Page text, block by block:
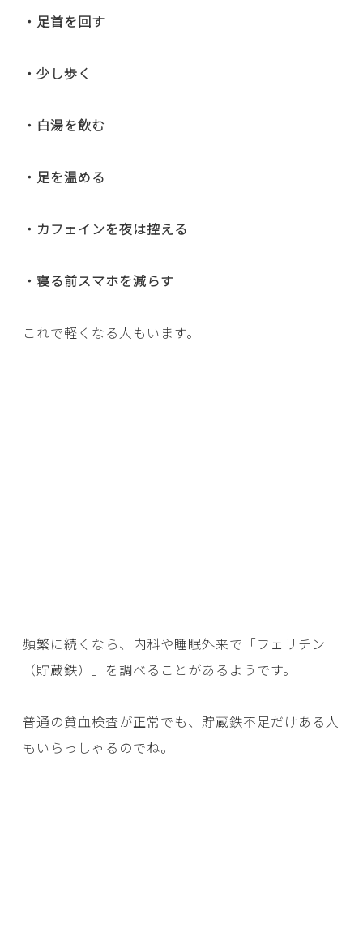
・足首を回す
・少し歩く
・白湯を飲む
・足を温める
・カフェインを夜は控える
・寝る前スマホを減らす
これで軽くなる人もいます。
頻繁に続くなら、内科や睡眠外来で「フェリチン
（貯蔵鉄）」を調べることがあるようです。
普通の貧血検査が正常でも、貯蔵鉄不足だけある人
もいらっしゃるのでね。